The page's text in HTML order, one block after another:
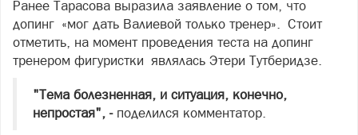
Ранее Тарасова выразила заявление о том, что
допинг «мог дать Валиевой только тренер». Стоит
отметить, на момент проведения теста на допинг
тренером фигуристки являлась Этери Тутберидзе.
"Тема болезненная, и ситуация, конечно,
непростая", - поделился комментатор.